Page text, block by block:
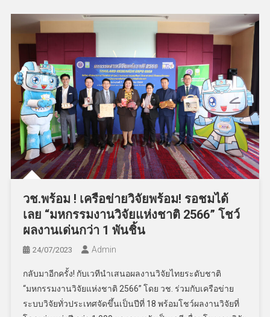
วช.พร้อม ! เครือข่ายวิจัยพร้อม! รอชมได้
เลย “มหกรรมงานวิจัยแห่งชาติ 2566” โชว์
ผลงานเด่นกว่า 1 พันชิ้น
24/07/2023 Admin
กลับมาอีกครั้ง! กับเวทีนำเสนอผลงานวิจัยไทยระดับชาติ
“มหกรรมงานวิจัยแห่งชาติ 2566” โดย วช. ร่วมกับเครือข่าย
ระบบวิจัยทั่วประเทศจัดขึ้นเป็นปีที่ 18 พร้อมโชว์ผลงานวิจัยที่